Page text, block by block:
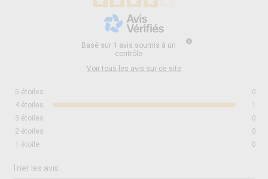
Basé sur 1 avis soumis à un
contrôle
Voir tous les avis sur ce site
5 étoiles
0
4 étoiles
1
3 étoiles
0
2 étoiles
0
1 étoile 0
Trier les avis